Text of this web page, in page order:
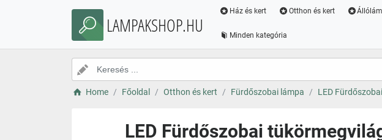
LAMPAKSHOP.HU
Ház és kert Otthon és kert
Minden kategória
Home Főoldal Otthon és kert Fürdőszobai lámpa LED
LED Fürdőszobai